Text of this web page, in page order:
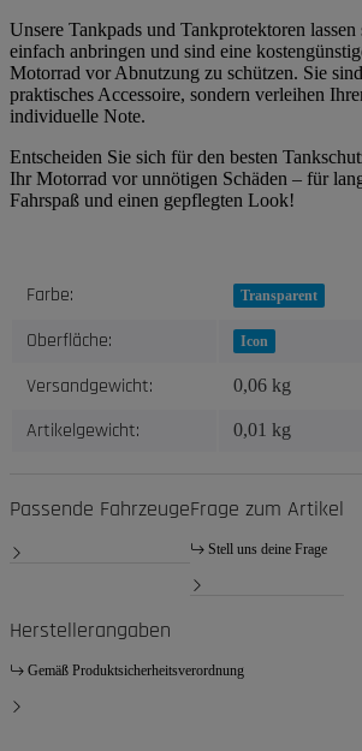
Unsere Tankpads und Tankprotektoren
einfach anbringen und sind eine
Motorrad vor Abnutzung zu schützen. Sie
praktisches Accessoire, sondern verleihen
individuelle Note.
Entscheiden Sie sich für den besten
Ihr Motorrad vor unnötigen Schäden – für
Fahrspaß und einen gepflegten Look!
Produkteigenschaft
Wert
Farbe: Transparent
Oberfläche: Icon
Versandgewicht: 0,06 kg
Artikelgewicht: 0,01 kg
Passende FahrzeugeFrage zum Artikel
Stell uns deine Frage
Herstellerangaben
Gemäß Produktsicherheitsverordnung